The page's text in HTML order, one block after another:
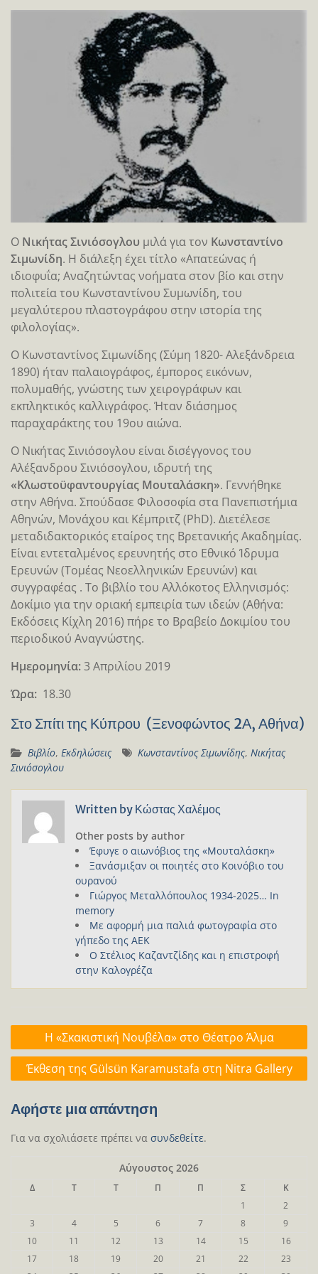
Ο Νικήτας Σινιόσογλου μιλά για τον Κωνσταντίνο
Σιμωνίδη. Η διάλεξη έχει τίτλο «Απατεώνας ή
ιδιοφυΐα; Αναζητώντας νοήματα στον βίο και στην
πολιτεία του Κωνσταντίνου Συμωνίδη, του
μεγαλύτερου πλαστογράφου στην ιστορία της
φιλολογίας».
O Κωνσταντίνος Σιμωνίδης (Σύμη 1820- Αλεξάνδρεια
1890) ήταν παλαιογράφος, έμπορος εικόνων,
πολυμαθής, γνώστης των χειρογράφων και
εκπληκτικός καλλιγράφος. Ήταν διάσημος
παραχαράκτης του 19ου αιώνα.
Ο Νικήτας Σινιόσογλου είναι δισέγγονος του
Αλέξανδρου Σινιόσογλου, ιδρυτή της
«Κλωστοϋφαντουργίας Μουταλάσκη». Γεννήθηκε
στην Αθήνα. Σπούδασε Φιλοσοφία στα Πανεπιστήμια
Αθηνών, Μονάχου και Κέμπριτζ (PhD). Διετέλεσε
μεταδιδακτορικός εταίρος της Βρετανικής Ακαδημίας.
Είναι εντεταλμένος ερευνητής στο Εθνικό Ίδρυμα
Ερευνών (Τομέας Νεοελληνικών Ερευνών) και
συγγραφέας . Το βιβλίο του Αλλόκοτος Ελληνισμός:
Δοκίμιο για την οριακή εμπειρία των ιδεών (Αθήνα:
Εκδόσεις Κίχλη 2016) πήρε το Βραβείο Δοκιμίου του
περιοδικού Αναγνώστης.
Ημερομηνία:3 Απριλίου 2019
Ώρα: 18.30
Στο Σπίτι της Κύπρου (Ξενοφώντος 2Α, Αθήνα)
Βιβλίο, Εκδηλώσεις Κωνσταντίνος Σιμωνίδης, Νικήτας
Σινιόσογλου
Written by Κώστας Χαλέμος
Other posts by author
Έφυγε ο αιωνόβιος της «Μουταλάσκη»
Ξανάσμιξαν οι ποιητές στο Κοινόβιο του
ουρανού
Γιώργος Μεταλλόπουλος 1934-2025… In
memory
Με αφορμή μια παλιά φωτογραφία στο
γήπεδο της ΑΕΚ
Ο Στέλιος Καζαντζίδης και η επιστροφή
στην Καλογρέζα
Πλοήγηση
άρθρων
Η «Σκακιστική Νουβέλα» στο Θέατρο Άλμα
Έκθεση της Gülsün Karamustafa στη Nitra Gallery
Αφήστε μια απάντηση
Για να σχολιάσετε πρέπει να συνδεθείτε.
Αύγουστος 2026
Δ Τ Τ Π Π Σ
Κ
1
2
3
4 5 6 7 8
9
10
11 12 13 14 15
16
17
18 19 20 21 22
23